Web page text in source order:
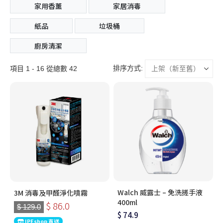
家用香薰
家居消毒
紙品
垃圾桶
廚房清潔
項目 1 - 16 從總數 42 排序方式:
3M 消毒及甲醛淨化噴霧
$ 129.0 $ 86.0
IPEshop 直送
Walch 威露士 – 免洗搓手液
400ml
$ 74.9